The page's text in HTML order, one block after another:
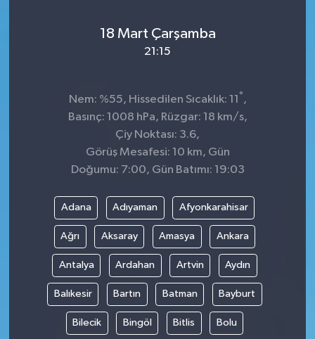
18 Mart Çarşamba
21:15
Nem: %55, Hissedilen Sıcaklık: 11 ° ,
Basınç: 1008 hPa, Rüzgar: 18 km/s,
Çiy Noktası: 3.6,
Görüş Mesafesi: 10 km, Gün
Doğumu: 7:00, Gün Batımı: 19:03
Adana Adıyaman Afyonkarahisar
Ağrı Aksaray Amasya Ankara
Antalya Ardahan Artvin Aydın
Balıkesir Bartın Batman Bayburt
Bilecik Bingöl Bitlis Bolu